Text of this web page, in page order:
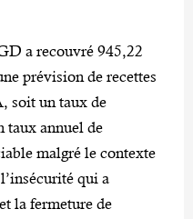
a recouvré 945,22
prévision de recettes
soit un taux de
taux annuel de
malgré le contexte
qui a
la fermeture de